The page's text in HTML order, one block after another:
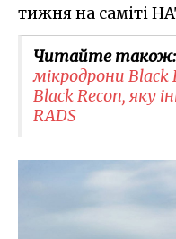
тижня на саміті
Читайте також:
мікродрони Black
Black Recon, яку
RADS